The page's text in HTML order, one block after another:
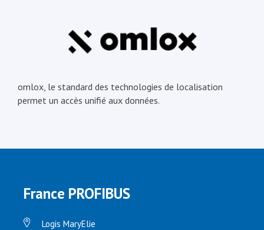
omlox, le standard des technologies de localisation
permet un accès unifié aux données.
France PROFIBUS
Logis MaryElie